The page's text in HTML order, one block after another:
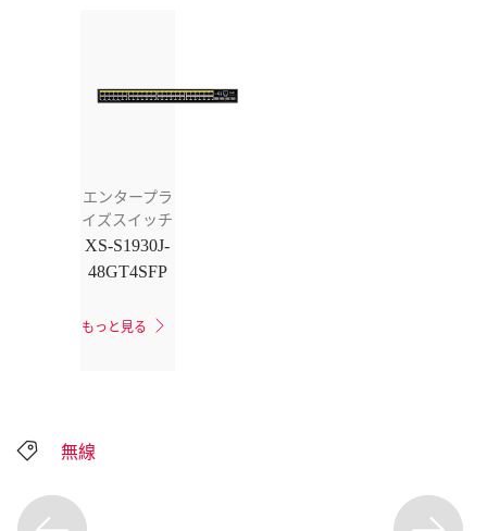
エンタープラ
イズスイッチ
XS-S1930J-
48GT4SFP
もっと見る
無線